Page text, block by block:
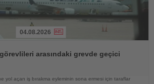
04.08.2026
arasındaki grevde geçici
yol açan iş bırakma eyleminin sona ermesi için taraflar